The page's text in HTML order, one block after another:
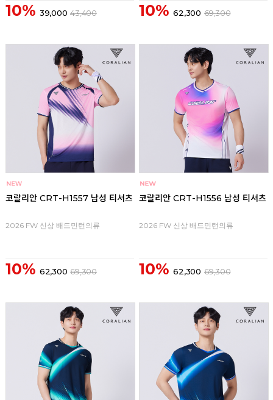
10% 39,000 43,400 10% 62,300 69,300
코랄리안 CRT-H1557 남성 티셔츠
2026 FW 신상 배드민턴의류
10% 62,300 69,300
코랄리안 CRT-H1556 남성 티셔츠
2026 FW 신상 배드민턴의류
10% 62,300 69,300